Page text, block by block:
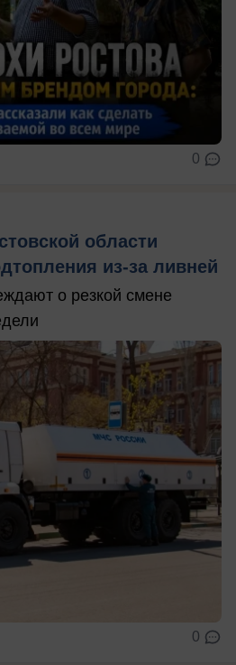
0
области
из-за ливней
о резкой смене
0